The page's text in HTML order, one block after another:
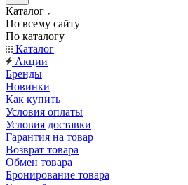
Каталог
По всему сайту
По каталогу
Каталог
Акции
Бренды
Новинки
Как купить
Условия оплаты
Условия доставки
Гарантия на товар
Возврат товара
Обмен товара
Бронирование товара